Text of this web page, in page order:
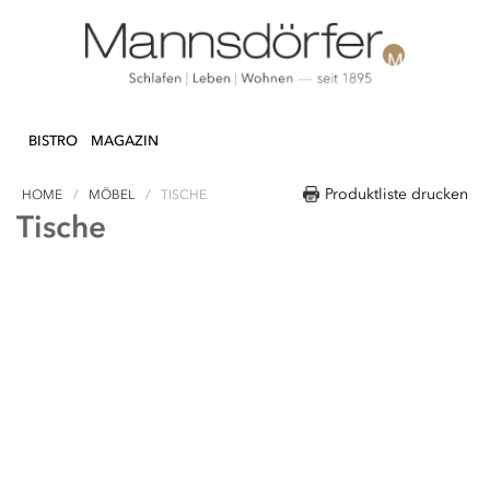
zum
BISTRO MAGAZIN
Produktliste drucken
HOME MÖBEL TISCHE
Tische